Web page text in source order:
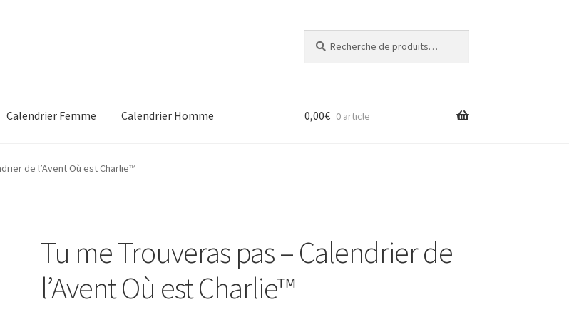
pour :
Calendrier Femme Calendrier Homme
de la commande
0,00€ 0 article
de l’Avent Où est Charlie™
Tu me Trouveras pas – Calendrier de
l’Avent Où est Charlie™